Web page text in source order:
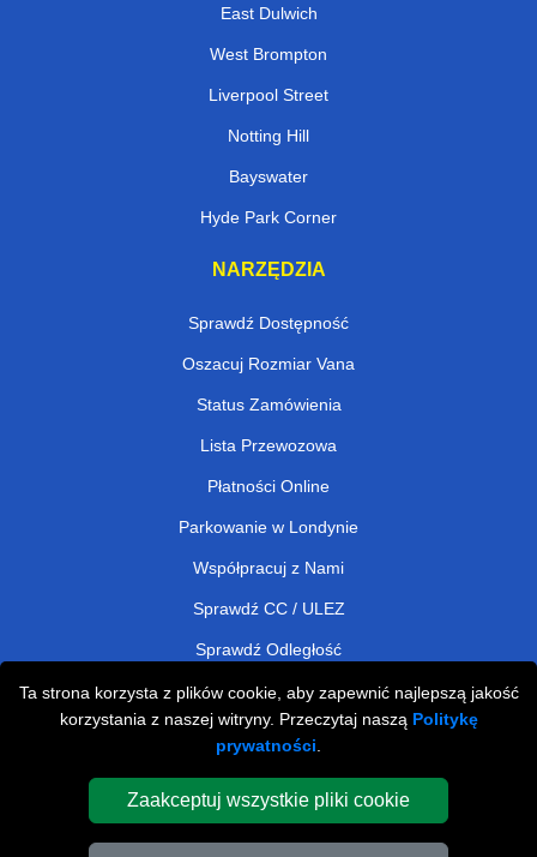
Ta strona korzysta z plików cookie, aby zapewnić najlepszą jakość
korzystania z naszej witryny. Przeczytaj naszą Politykę
prywatności
Zaakceptuj wszystkie pliki cookie
East Dulwich
West Brompton
Liverpool Street
Notting Hill
Bayswater
Hyde Park Corner
NARZĘDZIA
Sprawdź Dostępność
Oszacuj Rozmiar Vana
Status Zamówienia
Lista Przewozowa
Płatności Online
Parkowanie w Londynie
Współpracuj z Nami
Sprawdź CC / ULEZ
Sprawdź Odległość
Man and Van Removals